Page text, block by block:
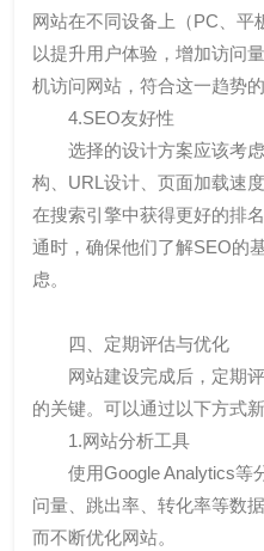
网站在不同设备上（PC、平
以提升用户体验，增加访问
机访问网站，符合这一趋势
4.SEO友好性
选择的设计方案应该考
构、URL设计、页面加载速
在搜索引擎中获得更好的排
通时，确保他们了解SEO的
虑。
四、定期评估与优化
网站建设完成后，定期
的关键。可以通过以下方式新
1.网站分析工具
使用Google Analytics等
问量、跳出率、转化率等数
而不断优化网站。